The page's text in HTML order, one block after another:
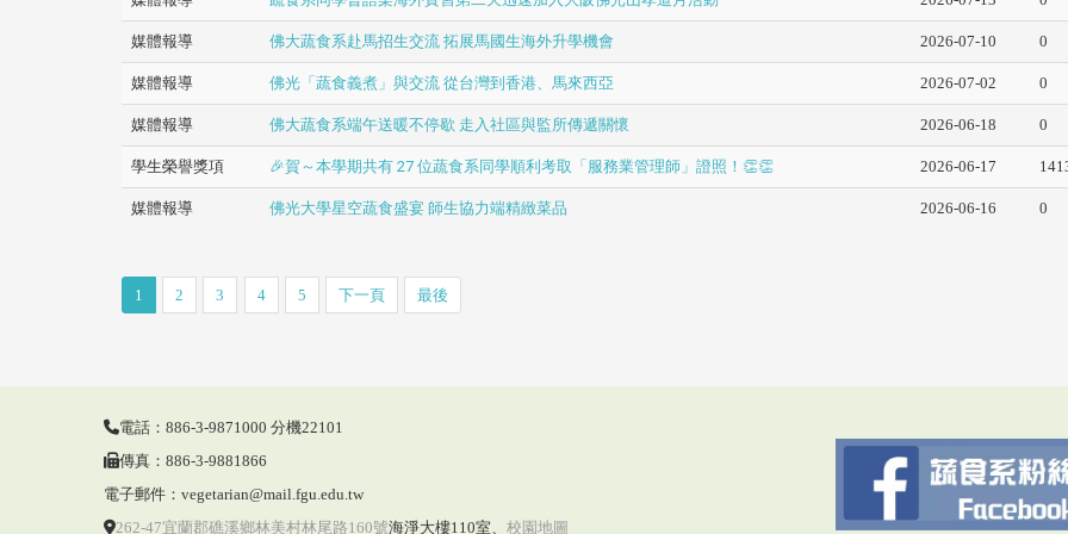
媒體報導 佛大蔬食系赴馬招生交流 拓展馬國生海外升學機會 2026-07-10 0
媒體報導 佛光「蔬食義煮」與交流 從台灣到香港、馬來西亞 2026-07-02 0
媒體報導 佛大蔬食系端午送暖不停歇 走入社區與監所傳遞關懷 2026-06-18 0
學生榮譽獎項 🎉賀～本學期共有 27 位蔬食系同學順利考取「服務業管理師」證照！👏👏 2026-06-17
媒體報導 佛光大學星空蔬食盛宴 師生協力端精緻菜品 2026-06-16 0
1 2 3 4 5 下一頁 最後
電話：886-3-9871000 分機22101
傳真：886-3-9881866
電子郵件：vegetarian@mail.fgu.edu.tw
262-47宜蘭郡礁溪鄉林美村林尾路160號海淨大樓110室 校園地圖